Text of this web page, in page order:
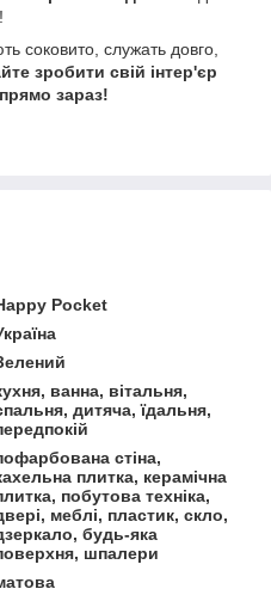
соковито, служать довго,
зробити свій інтер'єр
зараз!
Pocket
ванна, вітальня,
дитяча, їдальня,
стіна,
плитка, керамічна
побутова техніка,
меблі, пластик, скло,
будь-яка
шпалери